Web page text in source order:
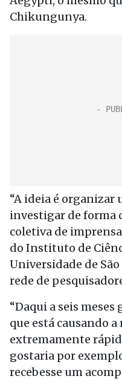
Chikungunya.
“A ideia é organizar
investigar de forma
coletiva de
do Instituto de
Universidade de
rede de
“Daqui a seis
que está causando
extremamente
gostaria por
recebesse um